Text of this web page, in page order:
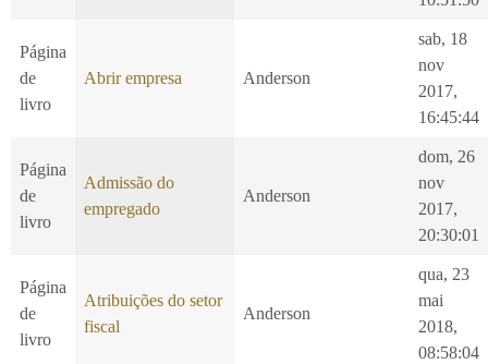
Página
de
livro
Abrir empresa Anderson
sab, 18
nov
2017,
16:45:44
Página
de
livro
Admissão do
empregado
Anderson
dom, 26
nov
2017,
20:30:01
Página
de
livro
Atribuições do setor
fiscal
Anderson
qua, 23
mai
2018,
08:58:04